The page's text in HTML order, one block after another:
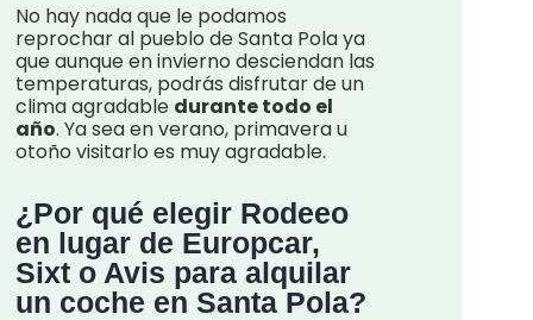
No hay nada que le podamos
reprochar al pueblo de Santa Pola ya
que aunque en invierno desciendan las
temperaturas, podrás disfrutar de un
clima agradable durante todo el
año. Ya sea en verano, primavera u
otoño visitarlo es muy agradable.
¿Por qué elegir Rodeeo
en lugar de Europcar,
Sixt o Avis para alquilar
un coche en Santa Pola?